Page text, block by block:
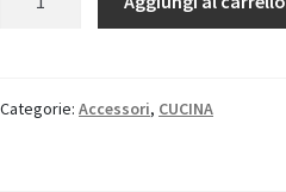
Camaleonte
Categorie: Accessori, CUCINA